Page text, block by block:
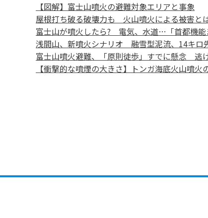
【図解】富士山噴火の避難対象エリアと事象
屋根打ち破る破壊力も 火山噴火による被害と
富士山が噴火したら? 電気、水道…「首都機
浅間山、新噴火シナリオ 融雪型泥流、14キロ
富士山噴火避難、「原則徒歩」すでに懸念 逃
【衝撃的な噴煙の大きさ】トンガ海底火山噴火